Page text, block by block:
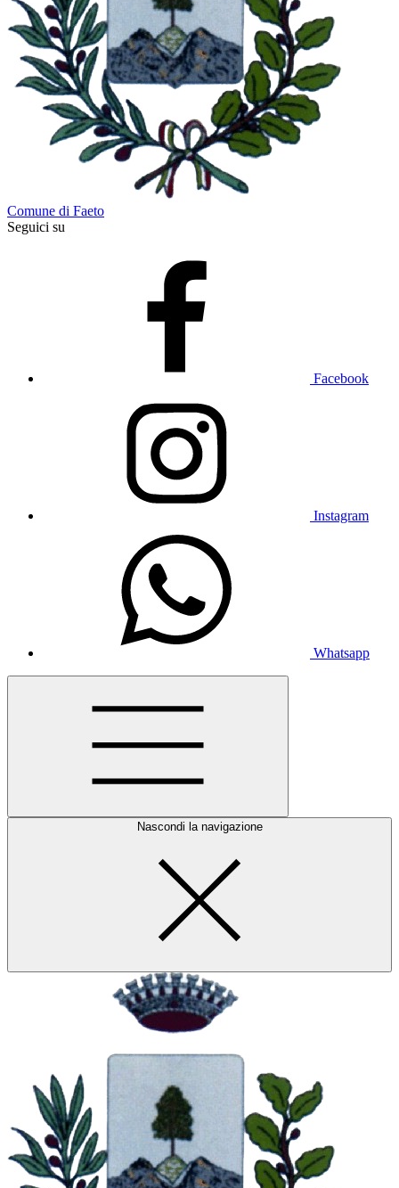
Comune di Faeto
Seguici su
Facebook
Instagram
Whatsapp
Nascondi la navigazione